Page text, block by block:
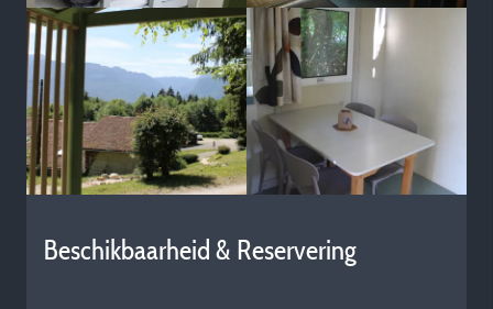
Beschikbaarheid & Reservering